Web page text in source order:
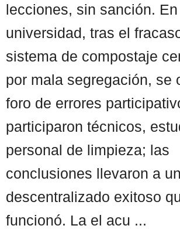
lecciones, sin sanción.
universidad, tras el
sistema de compostaje
por mala segregación, se
foro de errores
participaron técnicos,
personal de limpieza; las
conclusiones llevaron a
descentralizado exitoso
funcionó. La el acu ...